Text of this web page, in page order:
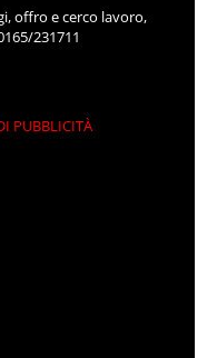
offro e cerco lavoro,
231711
PUBBLICITÀ